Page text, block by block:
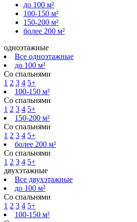
до 100 м²
100-150 м²
150-200 м²
более 200 м²
одноэтажные
Все одноэтажные
до 100 м²
Со спальнями
1 2 3 4 5+
100-150 м²
Со спальнями
1 2 3 4 5+
150-200 м²
Со спальнями
1 2 3 4 5+
более 200 м²
Со спальнями
1 2 3 4 5+
двухэтажные
Все двухэтажные
до 100 м²
Со спальнями
1 2 3 4 5+
100-150 м²